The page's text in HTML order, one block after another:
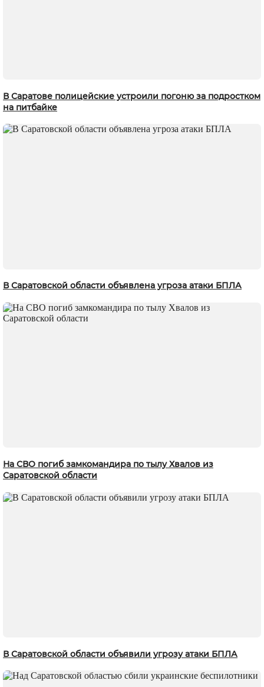
В Саратове полицейские устроили погоню за подростком
на питбайке
В Саратовской области объявлена угроза атаки БПЛА
На СВО погиб замкомандира по тылу Хвалов из
Саратовской области
В Саратовской области объявили угрозу атаки БПЛА